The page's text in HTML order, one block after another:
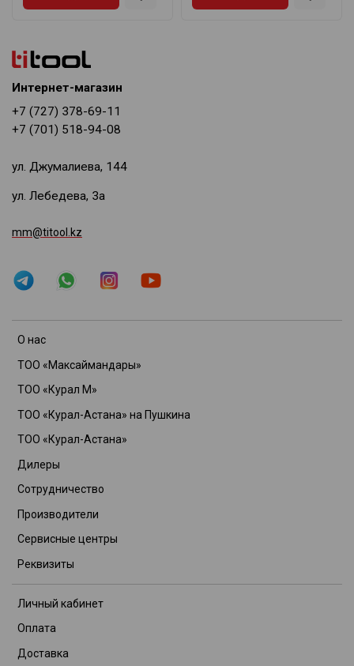
О нас
ТОО «Максаймандары»
ТОО «Курал М»
ТОО «Курал-Астана» на Пушкина
ТОО «Курал-Астана»
Дилеры
Сотрудничество
Производители
Сервисные центры
Реквизиты
Личный кабинет
Оплата
Доставка
Интернет-магазин
+7 (727) 378-69-11
+7 (701) 518-94-08
ул. Джумалиева, 144
ул. Лебедева, 3а
mm@titool.kz